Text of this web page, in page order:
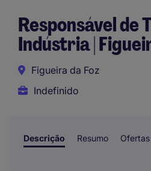
Responsável de
Indústria |
Figueira da Foz
Indefinido
Descrição Resumo